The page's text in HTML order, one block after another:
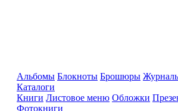
Альбомы Блокноты Брошюры
Каталоги
Книги Листовое меню Обложки
Фотокниги